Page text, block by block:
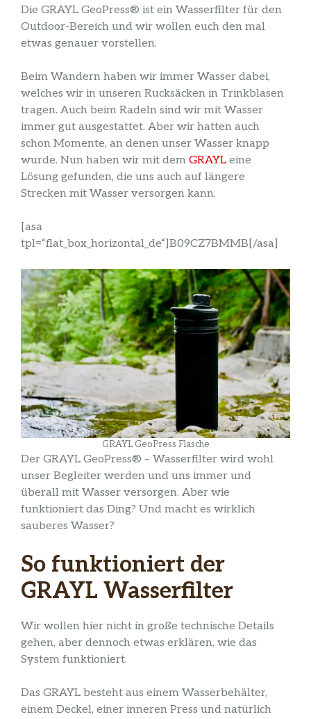
Die GRAYL GeoPress® ist ein Wasserfilter für den
Outdoor-Bereich und wir wollen euch den mal
etwas genauer vorstellen.
Beim Wandern haben wir immer Wasser dabei,
welches wir in unseren Rucksäcken in Trinkblasen
tragen. Auch beim Radeln sind wir mit Wasser
immer gut ausgestattet. Aber wir hatten auch
schon Momente, an denen unser Wasser knapp
wurde. Nun haben wir mit dem GRAYL eine
Lösung gefunden, die uns auch auf längere
Strecken mit Wasser versorgen kann.
[asa
tpl=“flat_box_horizontal_de“]B09CZ7BMMB[/asa]
GRAYL GeoPress Flasche
Der GRAYL GeoPress® – Wasserfilter wird wohl
unser Begleiter werden und uns immer und
überall mit Wasser versorgen. Aber wie
funktioniert das Ding? Und macht es wirklich
sauberes Wasser?
So funktioniert der
GRAYL Wasserfilter
Wir wollen hier nicht in große technische Details
gehen, aber dennoch etwas erklären, wie das
System funktioniert.
Das GRAYL besteht aus einem Wasserbehälter,
einem Deckel, einer inneren Press und natürlich